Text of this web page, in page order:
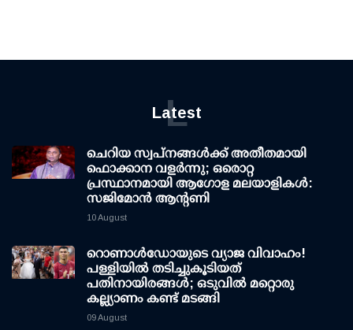
Latest
L
ചെറിയ സ്വപ്നങ്ങൾക്ക് അതീതമായി
ഫൊക്കാന വളർന്നു; ഒരൊറ്റ
പ്രസ്ഥാനമായി ആഗോള മലയാളികൾ:
സജിമോൻ ആന്റണി
10 August
റൊണാള്‍ഡോയുടെ വ്യാജ വിവാഹം!
പള്ളിയില്‍ തടിച്ചുകൂടിയത്
പതിനായിരങ്ങള്‍; ഒടുവില്‍ മറ്റൊരു
കല്ല്യാണം കണ്ട് മടങ്ങി
09 August